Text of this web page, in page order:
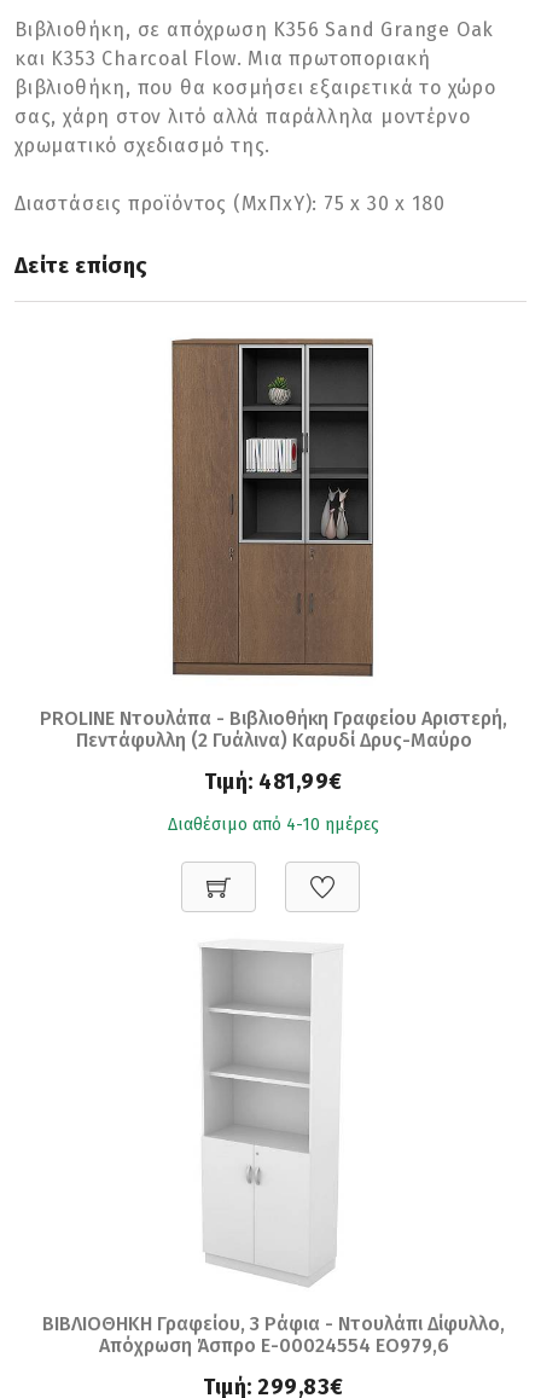
Βιβλιοθήκη, σε απόχρωση K356 Sand Grange Oak
και K353 Charcoal Flow. Μια πρωτοποριακή
βιβλιοθήκη, που θα κοσμήσει εξαιρετικά το χώρο
σας, χάρη στον λιτό αλλά παράλληλα μοντέρνο
χρωματικό σχεδιασμό της.
Διαστάσεις προϊόντος (ΜxΠxΥ): 75 x 30 x 180
Δείτε επίσης
PROLINE Ντουλάπα - Βιβλιοθήκη Γραφείου Αριστερή,
Πεντάφυλλη (2 Γυάλινα) Καρυδί Δρυς-Μαύρο
Τιμή: 481,99€
Διαθέσιμο από 4-10 ημέρες
ΒΙΒΛΙΟΘΗΚΗ Γραφείου, 3 Ράφια - Ντουλάπι Δίφυλλο,
Απόχρωση Άσπρο Ε-00024554 ΕΟ979,6
Τιμή: 299,83€